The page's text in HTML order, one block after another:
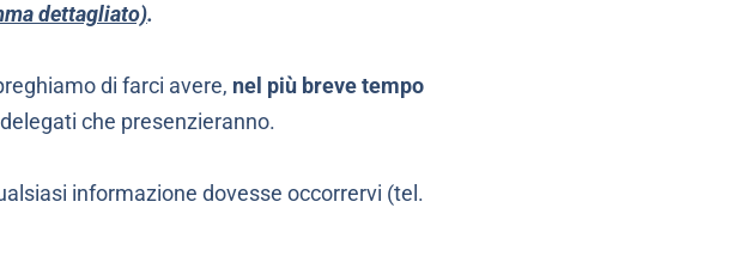
dettagliato).
di farci avere, nel più breve tempo
che presenzieranno.
informazione dovesse occorrervi (tel.